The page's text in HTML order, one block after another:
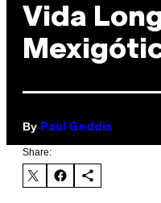
Vida
By Paul Geddis
Share: